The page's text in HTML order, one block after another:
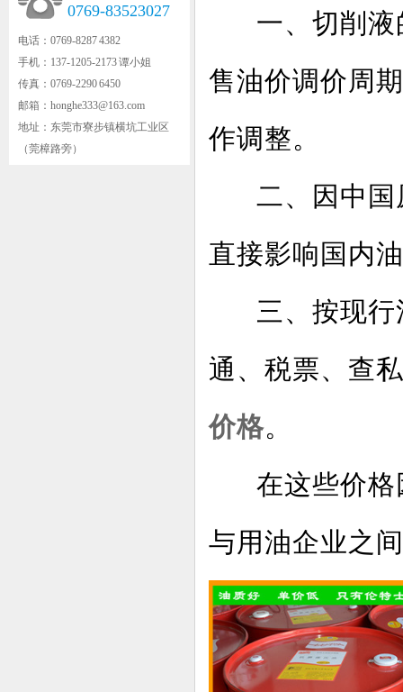
0769-83523027
电话：0769-8287 4382
手机：137-1205-2173 谭小姐
传真：0769-2290 6450
邮箱：honghe333@163.com
地址：东莞市寮步镇横坑工业区
（莞樟路旁）
一、切削
售油价调价周
作调整。
二、因中
直接影响国内
三、按现
通、税票、查
价格。
在这些价
与用油企业之